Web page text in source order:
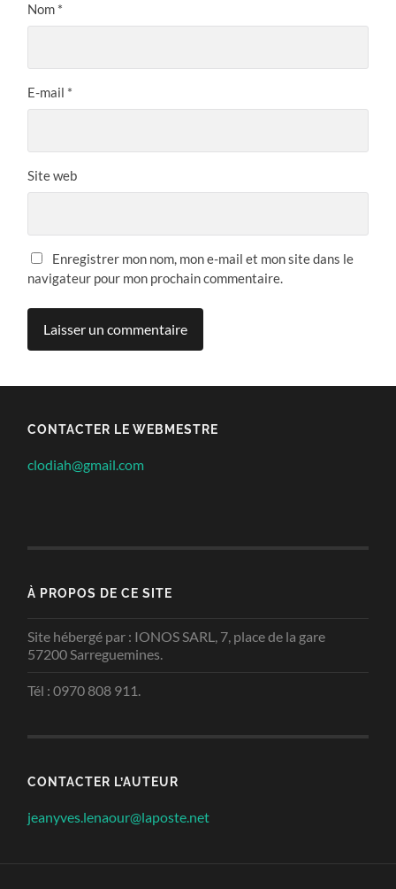
Nom *
E-mail *
Site web
Enregistrer mon nom, mon e-mail et mon site dans le
navigateur pour mon prochain commentaire.
CONTACTER LE WEBMESTRE
clodiah@gmail.com
À PROPOS DE CE SITE
Site hébergé par : IONOS SARL, 7, place de la gare
57200 Sarreguemines.
Tél : 0970 808 911.
CONTACTER L’AUTEUR
jeanyves.lenaour@laposte.net